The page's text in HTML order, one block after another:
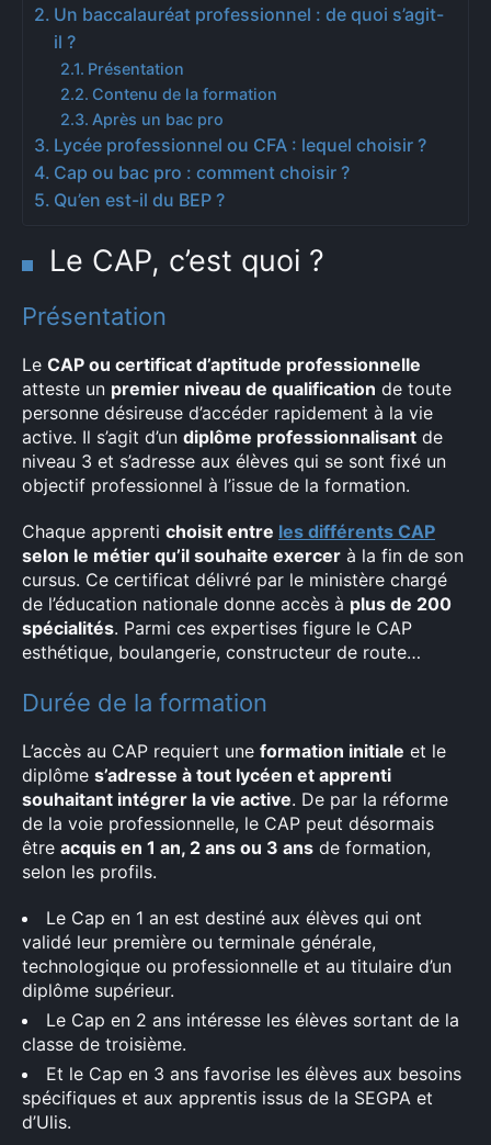
Un baccalauréat professionnel : de quoi s’agit-
il ?
Présentation
Contenu de la formation
Après un bac pro
Lycée professionnel ou CFA : lequel choisir ?
Cap ou bac pro : comment choisir ?
Qu’en est-il du BEP ?
Le CAP, c’est quoi ?
Présentation
Le CAP ou certificat d’aptitude professionnelle
atteste un premier niveau de qualification de toute
personne désireuse d’accéder rapidement à la vie
active. Il s’agit d’un diplôme professionnalisant de
niveau 3 et s’adresse aux élèves qui se sont fixé un
objectif professionnel à l’issue de la formation.
Chaque apprenti choisit entre les différents CAP
selon le métier qu’il souhaite exercer à la fin de son
cursus. Ce certificat délivré par le ministère chargé
de l’éducation nationale donne accès à plus de 200
spécialités. Parmi ces expertises figure le CAP
esthétique, boulangerie, constructeur de route…
Durée de la formation
L’accès au CAP requiert une formation initiale et le
diplôme s’adresse à tout lycéen et apprenti
souhaitant intégrer la vie active. De par la réforme
de la voie professionnelle, le CAP peut désormais
être acquis en 1 an, 2 ans ou 3 ans de formation,
selon les profils.
Le Cap en 1 an est destiné aux élèves qui ont
validé leur première ou terminale générale,
technologique ou professionnelle et au titulaire d’un
diplôme supérieur.
Le Cap en 2 ans intéresse les élèves sortant de la
classe de troisième.
Et le Cap en 3 ans favorise les élèves aux besoins
spécifiques et aux apprentis issus de la SEGPA et
d’Ulis.